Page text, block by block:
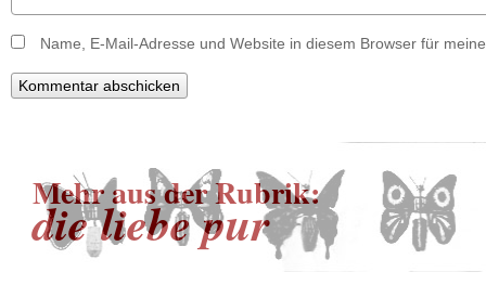
Name, E-Mail-Adresse und Website in diesem Browser für
Mehr aus der Rubrik:
die liebe pur